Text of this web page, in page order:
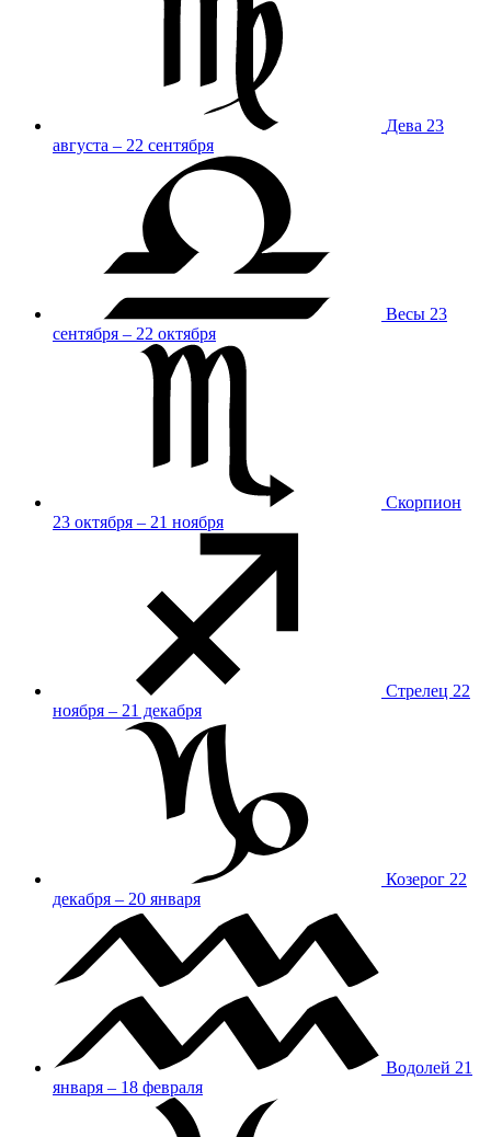
Дева 23
августа – 22 сентября
Весы 23
сентября – 22 октября
Скорпион
23 октября – 21 ноября
Стрелец 22
ноября – 21 декабря
Козерог 22
декабря – 20 января
Водолей 21
января – 18 февраля